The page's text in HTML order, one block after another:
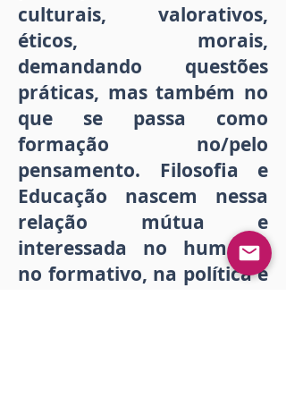
culturais, valorativos,
éticos, morais,
demandando questões
práticas, mas também no
que se passa como
formação no/pelo
pensamento. Filosofia e
Educação nascem nessa
relação mútua e
interessada no humano,
no formativo, na política e